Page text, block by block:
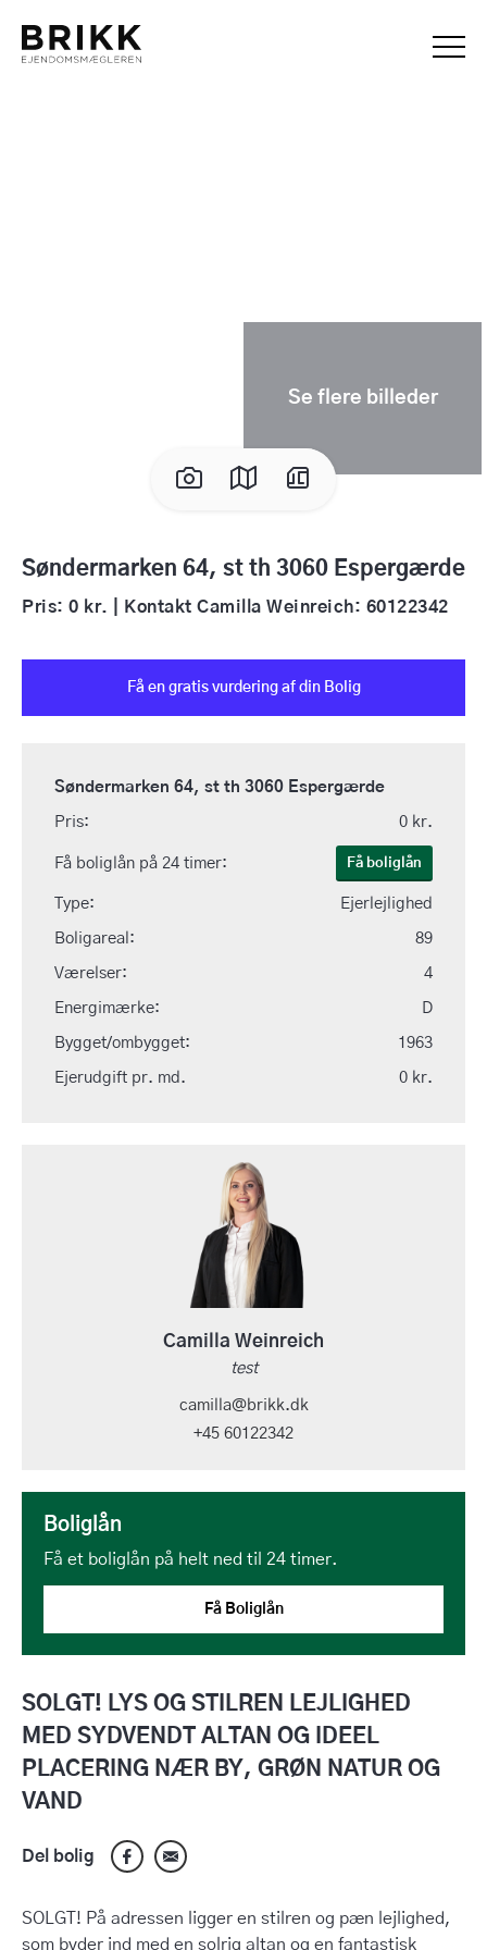
Se flere billeder
SOLGT! LYS OG STILREN LEJLIGHED
MED SYDVENDT ALTAN OG IDEEL
PLACERING NÆR BY, GRØN NATUR OG
VAND
Del bolig
SOLGT! På adressen ligger en stilren og pæn lejlighed,
som byder ind med en solrig altan og en fantastisk
Søndermarken 64, st th 3060 Espergærde
Pris: 0 kr. | Kontakt Camilla Weinreich: 60122342
Søndermarken 64, st th 3060 Espergærde
Pris: 0 kr.
Få boliglån på 24 timer: Få boliglån
Type: Ejerlejlighed
Boligareal: 89
Værelser: 4
Energimærke: D
Bygget/ombygget: 1963
Ejerudgift pr. md. 0 kr.
Få en gratis vurdering af din Bolig
Camilla Weinreich
test
camilla@brikk.dk
+45 60122342
Boliglån
Få et boliglån på helt ned til 24 timer.
Få Boliglån